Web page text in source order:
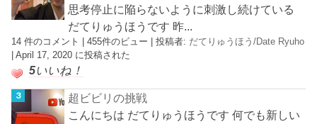
思考停止に陥らないように刺激し続けている
だてりゅうほうです 昨...
14 件のコメント |455件のビュー |投稿者: だてりゅうほう/Date Ryuho
|April 17, 2020 に投稿された
5いいね！
超ビビリの挑戦
こんにちは だてりゅうほうです 何でも新しい